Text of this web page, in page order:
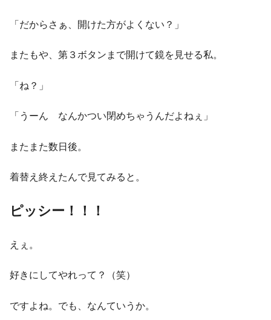
「だからさぁ、開けた方がよくない？」
またもや、第３ボタンまで開けて鏡を見せる私。
「ね？」
「うーん なんかつい閉めちゃうんだよねぇ」
またまた数日後。
着替え終えたんで見てみると。
ピッシー！！！
えぇ。
好きにしてやれって？（笑）
ですよね。でも、なんていうか。